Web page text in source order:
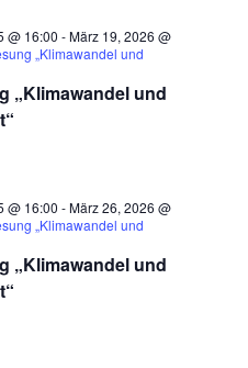
„Klimawandel und
@ 16:00 -März 19, 2026 @
„Klimawandel und
„Klimawandel und
@ 16:00 -März 26, 2026 @
„Klimawandel und